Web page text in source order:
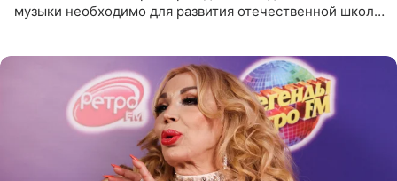
музыки необходимо для развития отечественной школы